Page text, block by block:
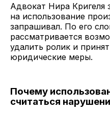
Адвокат Нира Кригеля
на использование
запрашивал. По его
рассматривается
удалить ролик и
юридические меры.
Почему
считаться